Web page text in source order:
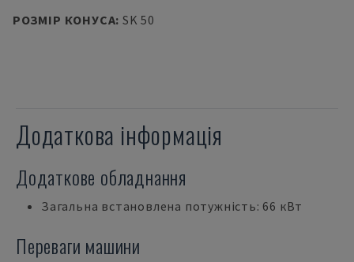
РОЗМІР КОНУСА: SK 50
Додаткова інформація
Додаткове обладнання
Загальна встановлена потужність: 66 кВт
Переваги машини